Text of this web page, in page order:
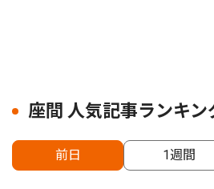
座間 人気記事ランキン
前日 1週間